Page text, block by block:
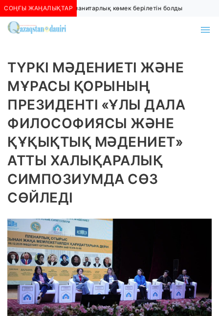
СОҢҒЫ ЖАҢАЛЫҚТАР
Ауғанстанға гуманитарлық көмек берілетін болды
ТҮРКІ МӘДЕНИЕТІ ЖӘНЕ
МҰРАСЫ ҚОРЫНЫҢ
ПРЕЗИДЕНТІ «ҰЛЫ ДАЛА
ФИЛОСОФИЯСЫ ЖӘНЕ
ҚҰҚЫҚТЫҚ МӘДЕНИЕТ»
АТТЫ ХАЛЫҚАРАЛЫҚ
СИМПОЗИУМДА СӨЗ
СӨЙЛЕДІ